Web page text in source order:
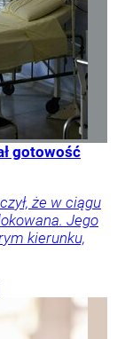
gotowość
że w ciągu
Jego
kierunku,